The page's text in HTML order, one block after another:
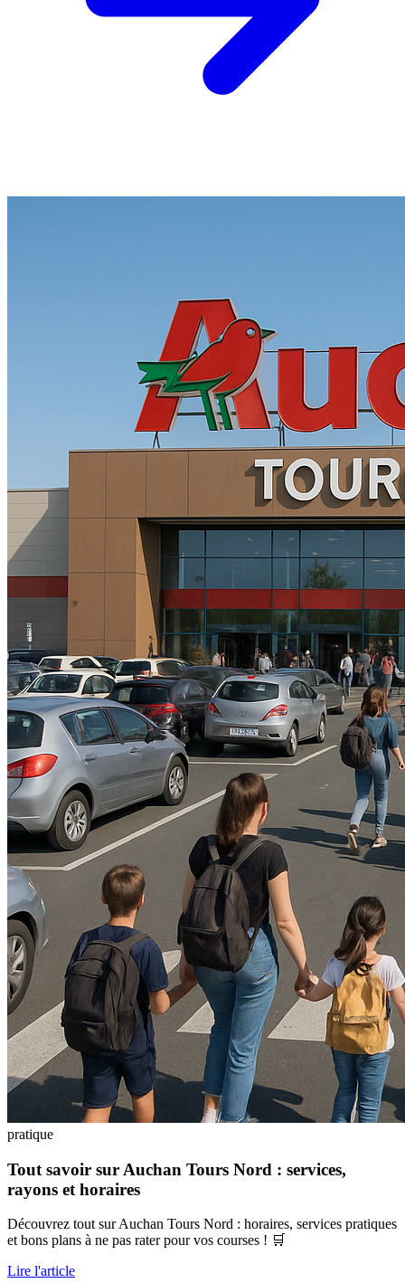
pratique
Tout savoir sur Auchan Tours Nord : services,
rayons et horaires
Découvrez tout sur Auchan Tours Nord : horaires, services pratiques
et bons plans à ne pas rater pour vos courses ! 🛒
Lire l'article